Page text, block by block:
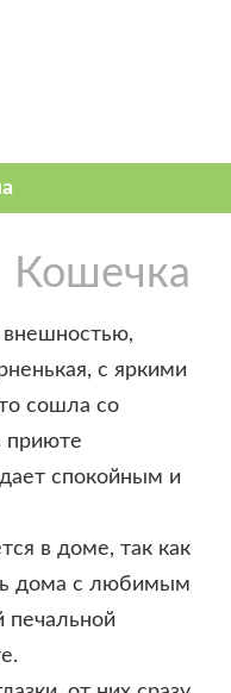
Кошечка
внешностью,
с яркими
сошла со
приюте
спокойным и
в доме, так как
дома с любимым
печальной